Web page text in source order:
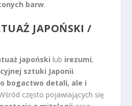
barw.
JAPOŃSKI /
japoński lub irezumi,
sztuki Japonii.
bogactwo detali, ale i
często pojawiających się